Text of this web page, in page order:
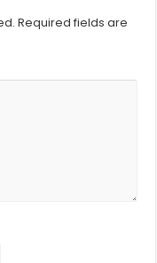
Required fields are